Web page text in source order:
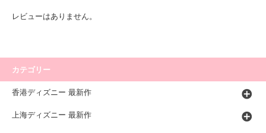
レビューはありません。
カテゴリー
香港ディズニー 最新作
上海ディズニー 最新作